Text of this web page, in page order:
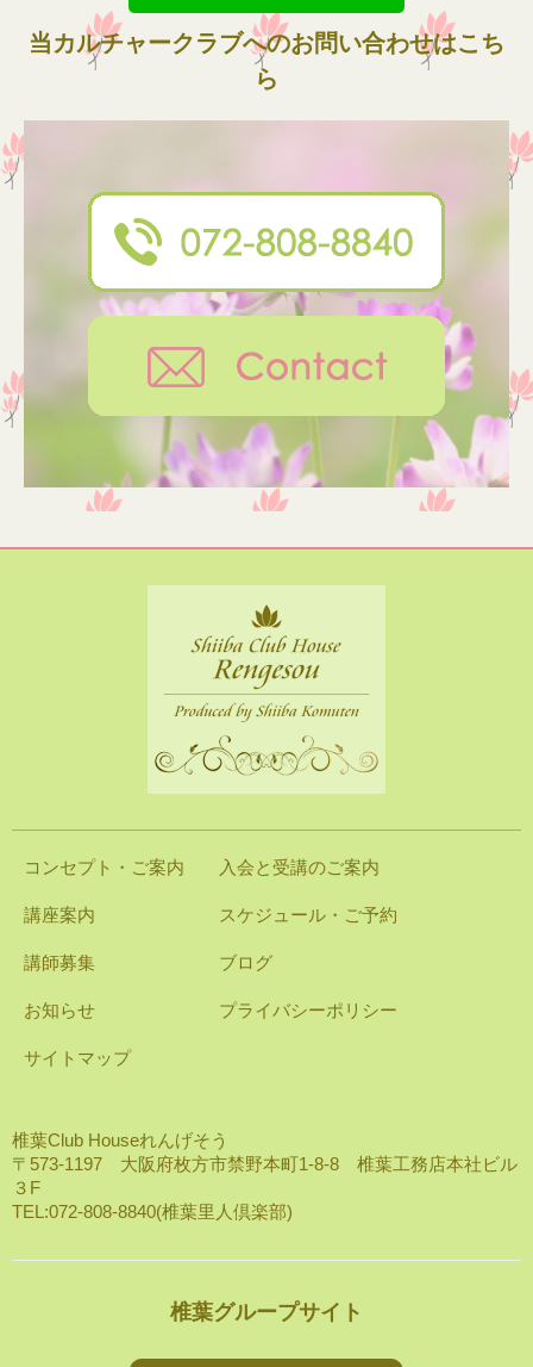
当カルチャークラブへのお問い合わせはこち
ら
コンセプト・ご案内 入会と受講のご案内
講座案内 スケジュール・ご予約
講師募集 ブログ
お知らせ プライバシーポリシー
サイトマップ
椎葉Club Houseれんげそう
〒573-1197 大阪府枚方市禁野本町1-8-8 椎葉工務店本社ビル
３F
TEL:072-808-8840(椎葉里人倶楽部)
椎葉グループサイト